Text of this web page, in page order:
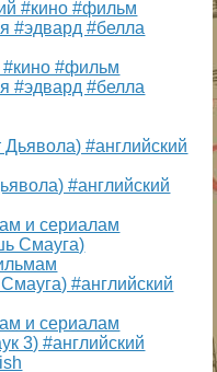
#кино #фильм
#эдвард #белла
#английский
и сериалам
#английский
и сериалам